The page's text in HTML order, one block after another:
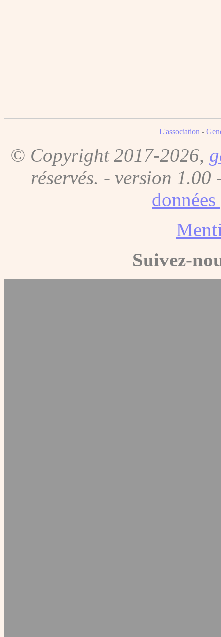
L'association -
© Copyright 2017-2026,
réservés. - version 1.00
Suivez-